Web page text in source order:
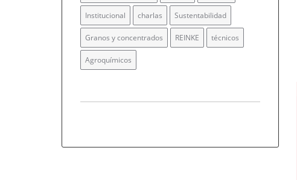
Institucional charlas Sustentabilidad
Granos y concentrados REINKE técnicos
Agroquímicos